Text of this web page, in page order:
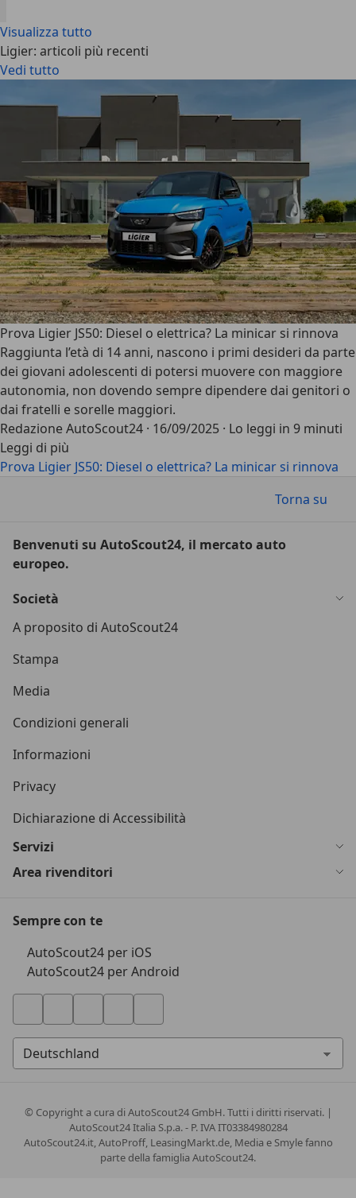
Visualizza tutto
Ligier: articoli più recenti
Vedi tutto
Prova Ligier JS50: Diesel o elettrica? La minicar si rinnova
Raggiunta l’età di 14 anni, nascono i primi desideri da parte
dei giovani adolescenti di potersi muovere con maggiore
autonomia, non dovendo sempre dipendere dai genitori o
dai fratelli e sorelle maggiori.
Redazione AutoScout24 · 16/09/2025 · Lo leggi in 9 minuti
Leggi di più
Prova Ligier JS50: Diesel o elettrica? La minicar si rinnova
Torna su
Benvenuti su AutoScout24, il mercato auto
europeo.
Società
A proposito di AutoScout24
Stampa
Media
Condizioni generali
Informazioni
Privacy
Dichiarazione di Accessibilità
Servizi
Area rivenditori
Sempre con te
AutoScout24 per iOS
AutoScout24 per Android
© Copyrighta cura di AutoScout24 GmbH. Tutti i diritti riservati. |
AutoScout24 Italia S.p.a. - P. IVA IT03384980284
AutoScout24.it, AutoProff, LeasingMarkt.de, Media e Smyle fanno
parte della famiglia AutoScout24.